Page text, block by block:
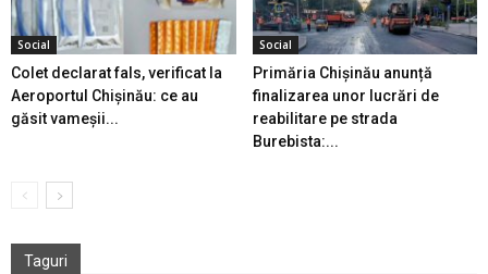
Social
Colet declarat fals, verificat la
Aeroportul Chișinău: ce au
găsit vameșii...
Social
Primăria Chișinău anunță
finalizarea unor lucrări de
reabilitare pe strada
Burebista:...
Taguri